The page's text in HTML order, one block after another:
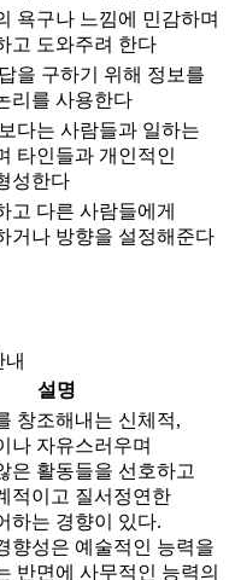
욕구나 느낌에 민감하며
고 도와주려 한다
을 구하기 위해 정보를
리를 사용한다
다는 사람들과 일하는
타인들과 개인적인
성한다
고 다른 사람들에게
거나 방향을 설정해준다
설명
창조해내는 신체적,
나 자유스러우며
은 활동들을 선호하고
적이고 질서정연한
하는 경향이 있다.
향성은 예술적인 능력을
반면에 사무적인 능력의